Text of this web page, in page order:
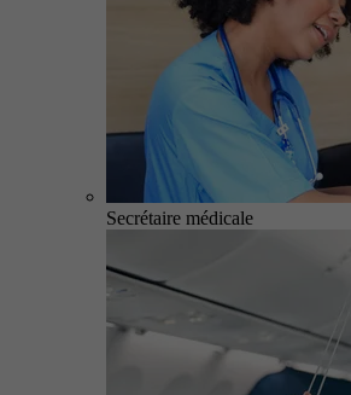
Secrétaire médicale